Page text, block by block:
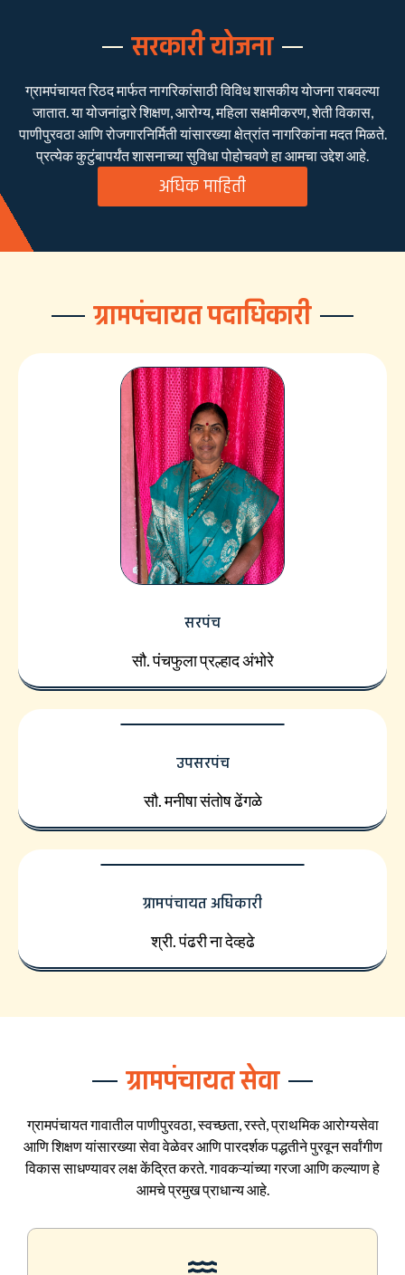
सरकारी योजना
ग्रामपंचायत रिठद मार्फत नागरिकांसाठी विविध शासकीय योजना राबवल्या
जातात. या योजनांद्वारे शिक्षण, आरोग्य, महिला सक्षमीकरण, शेती विकास,
पाणीपुरवठा आणि रोजगारनिर्मिती यांसारख्या क्षेत्रांत नागरिकांना मदत मिळते.
प्रत्येक कुटुंबापर्यंत शासनाच्या सुविधा पोहोचवणे हा आमचा उद्देश आहे.
अधिक माहिती
ग्रामपंचायत पदाधिकारी
सरपंच
सौ. पंचफुला प्रल्हाद अंभोरे
उपसरपंच
सौ. मनीषा संतोष ढेंगळे
ग्रामपंचायत अधिकारी
श्री. पंढरी ना देव्हढे
ग्रामपंचायत सेवा
ग्रामपंचायत गावातील पाणीपुरवठा, स्वच्छता, रस्ते, प्राथमिक आरोग्यसेवा
आणि शिक्षण यांसारख्या सेवा वेळेवर आणि पारदर्शक पद्धतीने पुरवून सर्वांगीण
विकास साधण्यावर लक्ष केंद्रित करते. गावकऱ्यांच्या गरजा आणि कल्याण हे
आमचे प्रमुख प्राधान्य आहे.